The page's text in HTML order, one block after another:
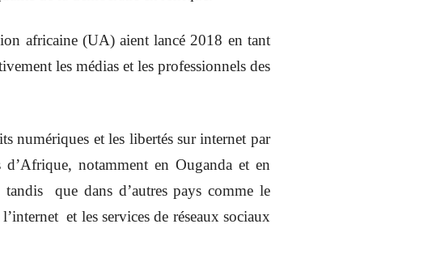
africaine (UA) aient lancé 2018 en tant
les médias et les professionnels des
numériques et les libertés sur internet par
d’Afrique, notamment en Ouganda et en
que dans d’autres pays comme le
et les services de réseaux sociaux